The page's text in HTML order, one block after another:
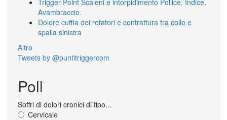
Avambraccio.
Dolore cuffia dei rotatori e contrattura tra collo e
spalla sinistra
Altro
Tweets by @puntitriggercom
Poll
Soffri di dolori cronici di tipo...
Cervicale